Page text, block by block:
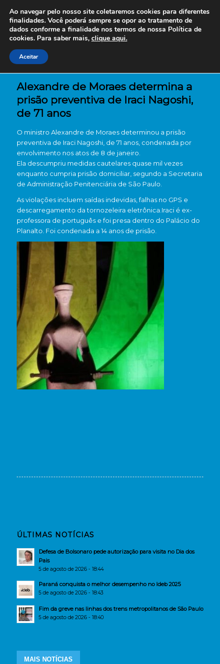
Alexandre de Moraes determina a
prisão preventiva de Iraci Nagoshi,
de 71 anos
O ministro Alexandre de Moraes determinou a prisão
preventiva de Iraci Nagoshi, de 71 anos, condenada por
envolvimento nos atos de 8 de janeiro.
Ela descumpriu medidas cautelares quase mil vezes
enquanto cumpria prisão domiciliar, segundo a Secretaria
de Administração Penitenciária de São Paulo.
As violações incluem saídas indevidas, falhas no GPS e
descarregamento da tornozeleira eletrônica.Iraci é ex-
professora de português e foi presa dentro do Palácio do
Planalto. Foi condenada a 14 anos de prisão.
ÚLTIMAS NOTÍCIAS
Defesa de Bolsonaro pede autorização para visita no Dia dos
Pais
5 de agosto de 2026 - 18:44
Paraná conquista o melhor desempenho no Ideb 2025
5 de agosto de 2026 - 18:43
Fim da greve nas linhas dos trens metropolitanos de São Paulo
5 de agosto de 2026 - 18:40
MAIS NOTÍCIAS
Ao navegar pelo nosso site coletaremos cookies para diferentes
finalidades. Você poderá sempre se opor ao tratamento de
dados conforme a finalidade nos termos de nossa Política de
cookies. Para saber mais, clique aqui.
Aceitar